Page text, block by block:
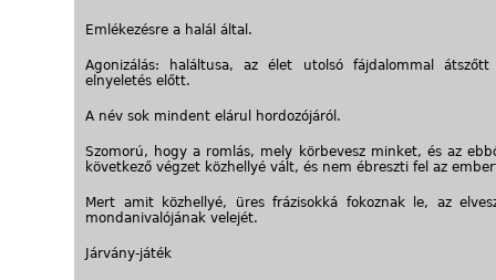
Emlékezésre a halál által.
Agonizálás: haláltusa, az élet utolsó fájdalommal átszőtt
elnyeletés előtt.
A név sok mindent elárul hordozójáról.
Szomorú, hogy a romlás, mely körbevesz minket, és az
következő végzet közhellyé vált, és nem ébreszti fel az
Mert amit közhellyé, üres frázisokká fokoznak le, az
mondanivalójának velejét.
Járvány-játék